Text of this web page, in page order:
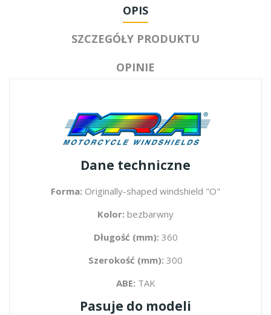
OPIS
SZCZEGÓŁY PRODUKTU
OPINIE
Dane techniczne
Forma: Originally-shaped windshield "O"
Kolor: bezbarwny
Długość (mm): 360
Szerokość (mm): 300
ABE: TAK
Pasuje do modeli